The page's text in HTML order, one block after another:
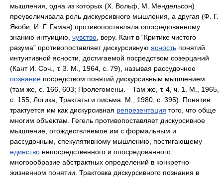
мышления, одна из которых (X. Вольф, М. Мендельсон)
преувеличивала роль дискурсивного мышления, а другая (Ф. Г.
Якоби, И. Г. Гаман) противопоставляла опосредованному
знанию интуицию, чувство , веру. Кант в “Критике чистого
разума” противопоставляет дискурсивную ясность понятий
интуитивной ясности, достигаемой посредством созерцаний
(Кант И. Соч., т. 3. М., 1964, с. 79), называя рассудочное
познание посредством понятий дискурсивным мышлением
(там же, с. 166, 603; Пролегомены.—Там же, т. 4, ч. 1. М., 1965,
с. 155; Логика, Трактаты и письма. М., 1980, с. 395). Понятие
трактуется им как дискурсивная репрезентация того, что обще
многим объектам. Гегель противопоставляет дискурсивное
мышление, отождествляемое им с формальным и
рассудочным, спекулятивному мышлению, постигающему
единство непосредственного и опосредованного,
многоообразие абстрактных определений в конкретно-
жизненном понятии. Трактовка дискурсивного познания в